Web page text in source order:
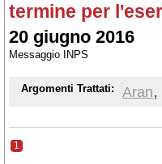
termine per
20 giugno 2016
Messaggio INPS
Argomenti Trattati: Aran,
1